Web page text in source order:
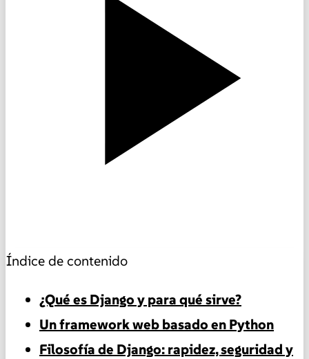
Índice de contenido
¿Qué es Django y para qué sirve?
Un framework web basado en Python
Filosofía de Django: rapidez, seguridad y